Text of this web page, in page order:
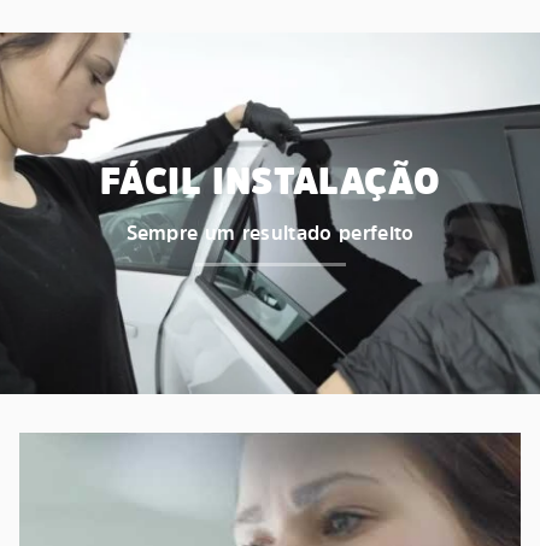
FÁCIL INSTALAÇÃO
Sempre um resultado perfeito